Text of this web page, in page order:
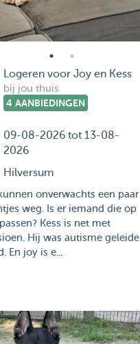
Logeren voor Joy en Kess
bij jou thuis
4 AANBIEDINGEN
09-08-2026 tot 13-08-
2026
Hilversum
onverwachts een paar
weg. Is er iemand die op
Kess is net met
Hij was autisme geleide
En joy is e...